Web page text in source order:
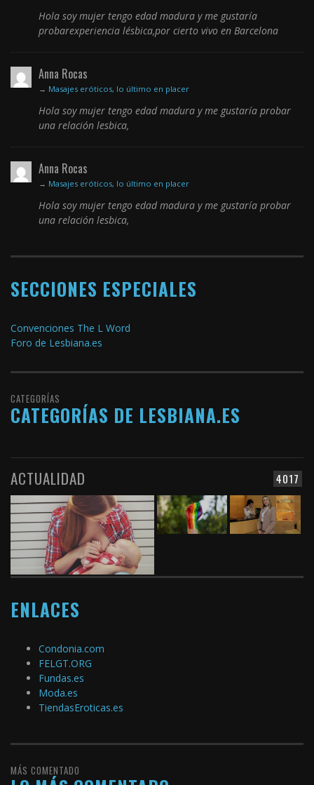
Hola soy mujer tengo edad madura y me gustaría
probarexperiencia lésbica,por cierto vivo en Barcelona
Anna Rocas
→ Masajes eróticos, lo último en placer
Hola soy mujer tengo edad madura y me gustaría probar
una relación lesbica,
Anna Rocas
→ Masajes eróticos, lo último en placer
Hola soy mujer tengo edad madura y me gustaría probar
una relación lesbica,
SECCIONES ESPECIALES
Convenciones The L Word
Foro de Lesbiana.es
CATEGORÍAS
CATEGORÍAS DE LESBIANA.ES
4017
ACTUALIDAD
ENLACES
Condonia.com
FELGT.ORG
Fundas.es
Moda.es
TiendasEroticas.es
MÁS COMENTADO